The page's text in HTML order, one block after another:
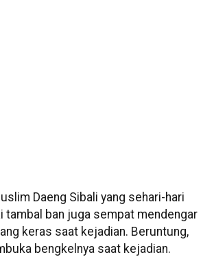
Daeng Sibali yang sehari-hari
tambal ban juga sempat mendengar
keras saat kejadian. Beruntung,
bengkelnya saat kejadian.